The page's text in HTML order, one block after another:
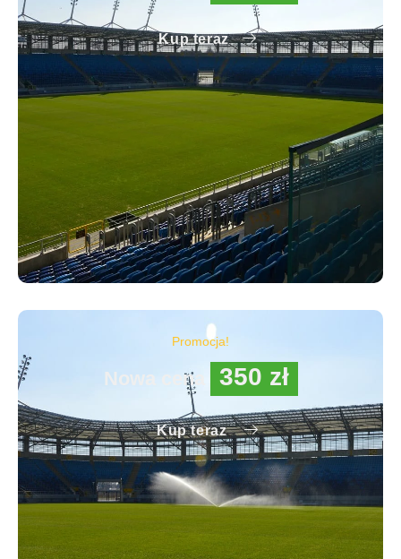
Kup teraz
Promocja!
Nowa cena 350 zł
Kup teraz